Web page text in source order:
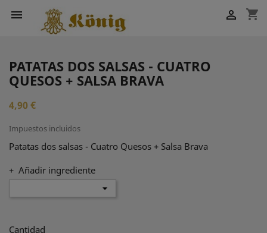
 shopping_cart

PATATAS DOS SALSAS - CUATRO
QUESOS + SALSA BRAVA
4,90 €
Impuestos incluidos
Patatas dos salsas - Cuatro Quesos + Salsa Brava
+ Añadir ingrediente
Cantidad